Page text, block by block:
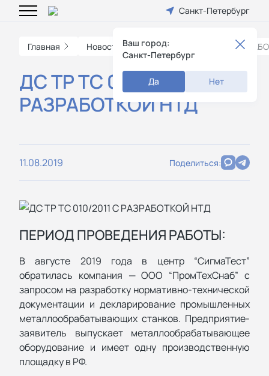
Санкт-Петербург
Ваш город:
Санкт-Петербург
Да Нет
Главная Новости ДС ТР ТС 010/2011 С
ДС ТР ТС 010/2011 С
РАЗРАБОТКОЙ НТД
11.08.2019 Поделиться:
ПЕРИОД ПРОВЕДЕНИЯ РАБОТЫ:
В августе 2019 года в центр “СигмаТест”
обратилась компания — ООО “ПромТехСнаб” с
запросом на разработку нормативно-технической
документации и декларирование промышленных
металлообрабатывающих станков. Предприятие-
заявитель выпускает металлообрабатывающее
оборудование и имеет одну производственную
площадку в РФ.